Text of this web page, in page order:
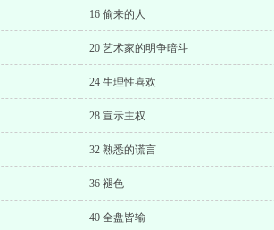
16 偷来的人
20 艺术家的明争暗斗
24 生理性喜欢
28 宣示主权
32 熟悉的谎言
36 褪色
40 全盘皆输